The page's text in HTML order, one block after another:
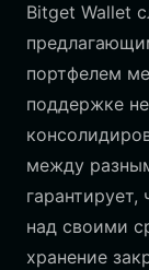
Bitget Wallet
портфелем
поддержке
между
над своими
хранение